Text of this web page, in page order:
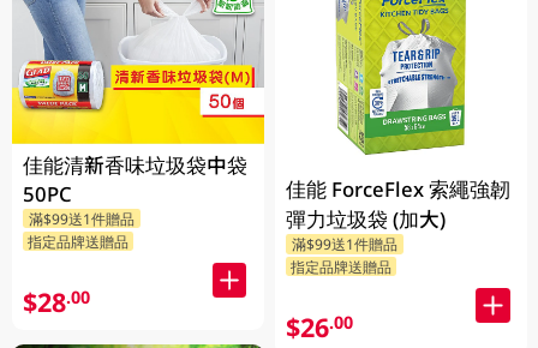
佳能清新香味垃圾袋中袋
50PC
滿$99送1件贈品
指定品牌送贈品
$28.00
佳能 ForceFlex 索繩強韌
彈力垃圾袋 (加大)
滿$99送1件贈品
指定品牌送贈品
$26.00